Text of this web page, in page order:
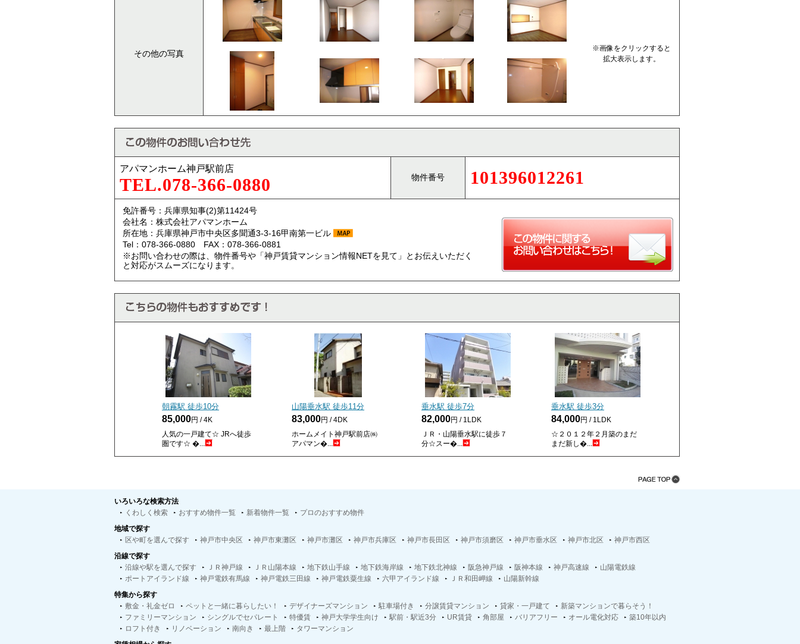
その他の写真
※画像をクリックすると
拡大表示します。
アパマンホーム神戸駅前店
TEL.078-366-0880 物件番号 101396012261
免許番号：兵庫県知事(2)第11424号
会社名：株式会社アパマンホーム
所在地：兵庫県神戸市中央区多聞通3-3-16甲南第一ビル
Tel：078-366-0880 FAX：078-366-0881
※お問い合わせの際は、物件番号や「神戸賃貸マンション情報NETを見て」とお伝えいただく
と対応がスムーズになります。
朝霧駅 徒歩10分
85,000円 / 4K
人気の一戸建て☆ JRへ徒歩
圏です☆ �...
山陽垂水駅 徒歩11分
83,000円 / 4DK
ホームメイト神戸駅前店㈱
アパマン�...
垂水駅 徒歩7分
82,000円 / 1LDK
ＪＲ・山陽垂水駅に徒歩７
分☆スー�...
垂水駅 徒歩3分
84,000円 / 1LDK
☆２０１２年２月築のまだ
まだ新し�...
いろいろな検索方法
くわしく検索
おすすめ物件一覧 新着物件一覧
プロのおすすめ物件
地域で探す
区や町を選んで探す
神戸市中央区 神戸市東灘区 神戸市灘区 神戸市兵庫区 神戸市長田区 神戸市須磨区 神戸市垂水区 神戸市北区
神戸市西区
沿線で探す
沿線や駅を選んで探す
ＪＲ神戸線 ＪＲ山陽本線 地下鉄山手線 地下鉄海岸線 地下鉄北神線 阪急神戸線 阪神本線 神戸高速線
山陽電鉄線
ポートアイランド線
神戸電鉄有馬線 神戸電鉄三田線 神戸電鉄粟生線 六甲アイランド線 ＪＲ和田岬線
山陽新幹線
特集から探す
敷金・礼金ゼロ
ペットと一緒に暮らしたい！ デザイナーズマンション 駐車場付き 分譲賃貸マンション 貸家・一戸建て
新築マンションで暮らそう！
ファミリーマンション
シングルでセパレート 特優賃 神戸大学学生向け 駅前・駅近3分 UR賃貸 角部屋 バリアフリー オール電化対応
築10年以内
ロフト付き
リノベーション 南向き 最上階
タワーマンション